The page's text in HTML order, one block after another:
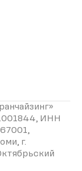
ИНН
г.